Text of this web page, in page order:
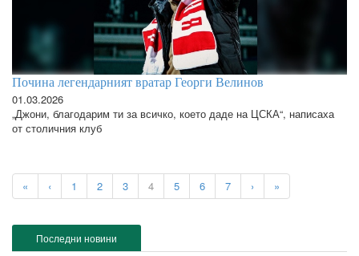
Почина легендарният вратар Георги Велинов
01.03.2026
„Джони, благодарим ти за всичко, което даде на ЦСКА“, написаха
от столичния клуб
« ‹ 1 2 3 4 5 6 7 › »
Последни новини